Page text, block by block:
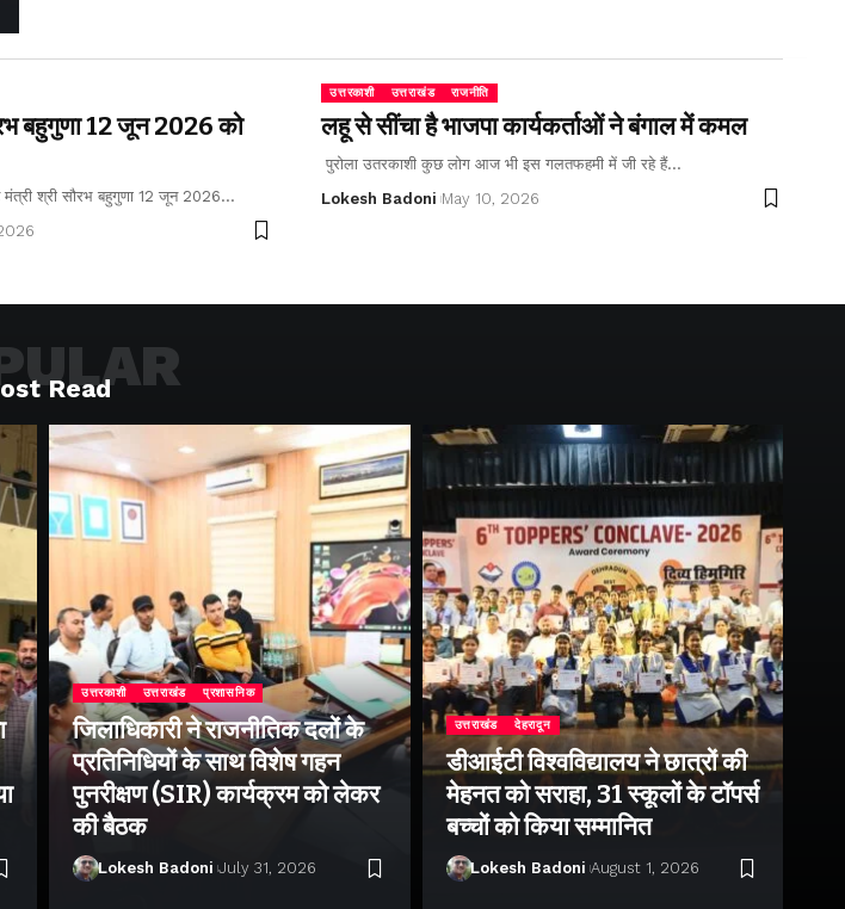
बहुगुणा 12 जून 2026 को
श्री सौरभ बहुगुणा 12 जून 2026…
उत्तरकाशी उत्तराखंड राजनीति
लहू से सींचा है भाजपा कार्यकर्ताओं ने बंगाल में कमल
पुरोला उतरकाशी कुछ लोग आज भी इस गलतफहमी में जी रहे हैं…
Lokesh Badoni May 10, 2026
Read
उत्तरकाशी उत्तराखंड प्रशासनिक
जिलाधिकारी ने राजनीतिक दलों के
प्रतिनिधियों के साथ विशेष गहन
पुनरीक्षण (SIR) कार्यक्रम को लेकर
की बैठक
Lokesh Badoni July 31, 2026
उत्तराखंड देहरादून
डीआईटी विश्वविद्यालय ने छात्रों की
मेहनत को सराहा, 31 स्कूलों के टॉपर्स
बच्चों को किया सम्मानित
Lokesh Badoni August 1, 2026